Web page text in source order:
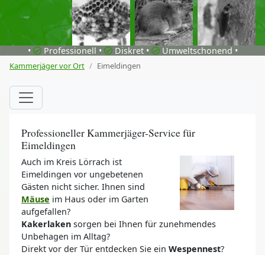
• Professionell • Diskret • Umweltschonend •
Kammerjäger vor Ort Eimeldingen
Professioneller Kammerjäger-Service für
Eimeldingen
Auch im Kreis Lörrach ist
Eimeldingen vor ungebetenen
Gästen nicht sicher. Ihnen sind
Mäuse im Haus oder im Garten
aufgefallen?
Kakerlaken sorgen bei Ihnen für zunehmendes
Unbehagen im Alltag?
Direkt vor der Tür entdecken Sie ein Wespennest?